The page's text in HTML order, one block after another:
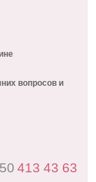
вопросов и
413 43 63